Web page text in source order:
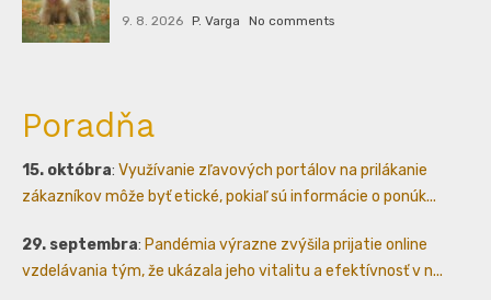
9. 8. 2026 P. Varga No comments
Poradňa
15. októbra: Využívanie zľavových portálov na prilákanie
zákazníkov môže byť etické, pokiaľ sú informácie o ponúk...
29. septembra: Pandémia výrazne zvýšila prijatie online
vzdelávania tým, že ukázala jeho vitalitu a efektívnosť v n...